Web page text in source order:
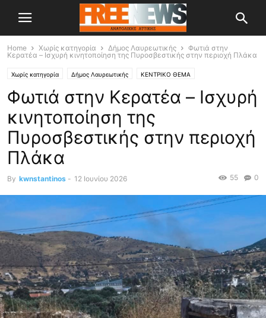
Home Χωρίς κατηγορία Δήμος Λαυρεωτικής
Φωτιά στην
Κερατέα – Ισχυρή κινητοποίηση της Πυροσβεστικής στην περιοχή Πλάκα
Χωρίς κατηγορία Δήμος Λαυρεωτικής ΚΕΝΤΡΙΚΟ ΘΕΜΑ
Φωτιά στην Κερατέα – Ισχυρή
κινητοποίηση της
Πυροσβεστικής στην περιοχή
Πλάκα
By kwnstantinos - 12 Ιουνίου 2026 0
55